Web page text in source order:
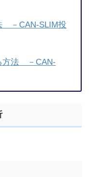
－CAN-SLIM投
方法 －CAN-